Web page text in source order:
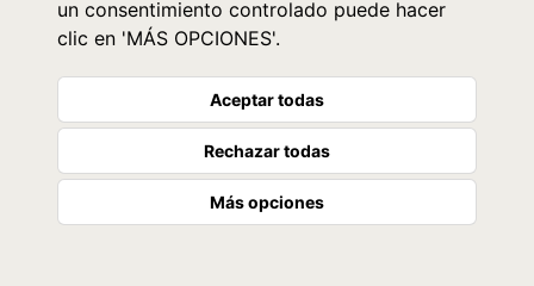
un consentimiento controlado puede hacer
clic en 'MÁS OPCIONES'.
Aceptar todas
Rechazar todas
Más opciones